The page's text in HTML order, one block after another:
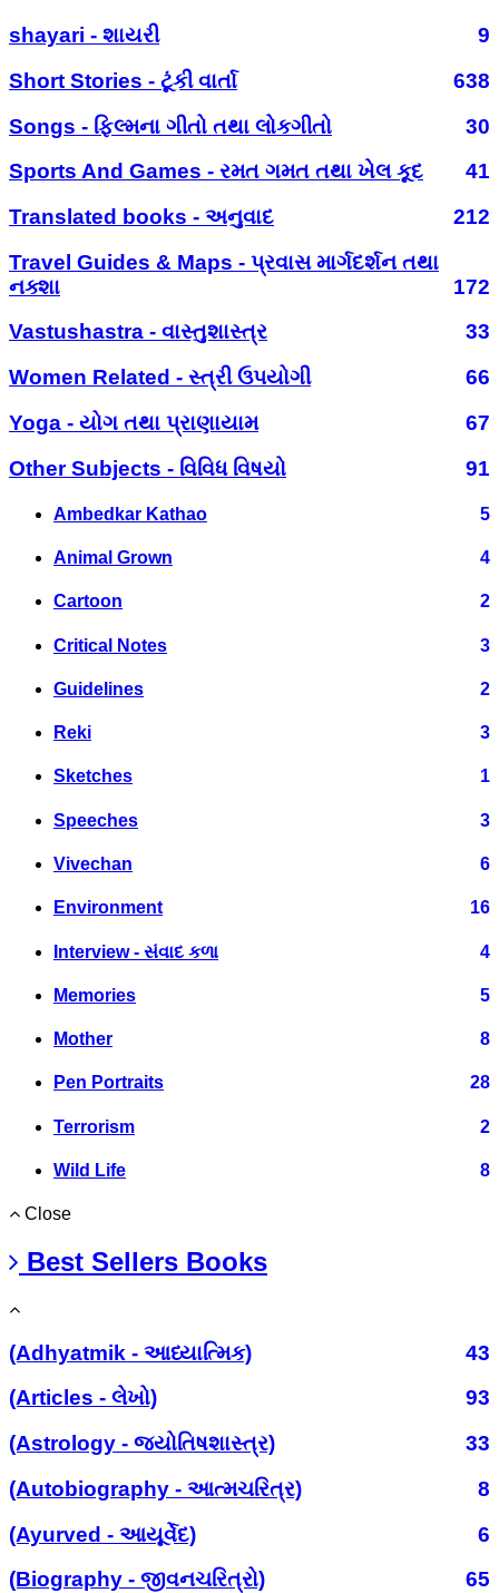
shayari - શાયરી
9
Short Stories - ટૂંકી વાર્તા
638
Songs - ફિલ્મના ગીતો તથા લોકગીતો
30
Sports And Games - રમત ગમત તથા ખેલ કૂદ
41
Translated books - અનુવાદ
212
Travel Guides & Maps - પ્રવાસ માર્ગદર્શન તથા
નક્શા
172
Vastushastra - વાસ્તુશાસ્ત્ર
33
Women Related - સ્ત્રી ઉપયોગી
66
Yoga - યોગ તથા પ્રાણાયામ
67
Other Subjects - વિવિધ વિષયો
91
Ambedkar Kathao 5
Animal Grown 4
Cartoon 2
Critical Notes 3
Guidelines 2
Reki 3
Sketches 1
Speeches 3
Vivechan 6
Environment 16
Interview - સંવાદ કળા 4
Memories 5
Mother 8
Pen Portraits 28
Terrorism 2
Wild Life 8
Close
Best Sellers Books
(Adhyatmik - આધ્યાત્મિક)
43
(Articles - લેખો)
93
(Astrology - જ્યોતિષશાસ્ત્ર)
33
(Autobiography - આત્મચરિત્ર)
8
(Ayurved - આયૂર્વેદ)
6
(Biography - જીવનચરિત્રો)
65